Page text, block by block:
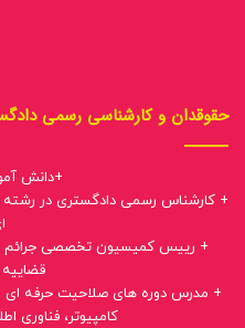
حقوقدان و کارشناسی رسمی
+دانش
+ کارشناس رسمی دادگستری در رشته
+ رییس کمیسیون تخصصی جرائم
قضاییه
+ مدرس دوره های صلاحیت حرفه
کامپیوتر، فناوری